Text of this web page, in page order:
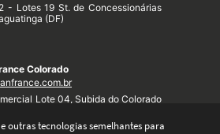
outras tecnologias semelhantes para
- Lotes 19 St. de Concessionárias
(DF)
Colorado
Lote 04, Subida do Colorado